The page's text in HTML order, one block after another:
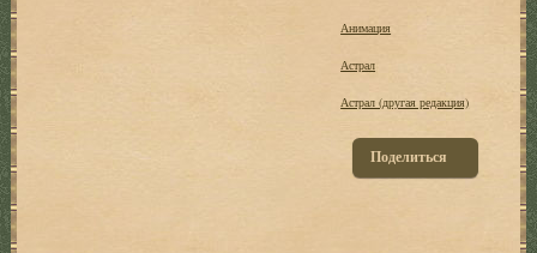
Анимация
Астрал
Астрал (другая редакция)
Поделиться